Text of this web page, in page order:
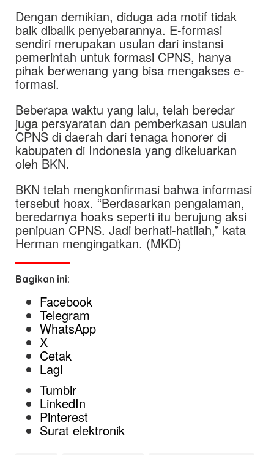
Dengan demikian, diduga ada motif tidak
baik dibalik penyebarannya. E-formasi
sendiri merupakan usulan dari instansi
pemerintah untuk formasi CPNS, hanya
pihak berwenang yang bisa mengakses e-
formasi.
Beberapa waktu yang lalu, telah beredar
juga persyaratan dan pemberkasan usulan
CPNS di daerah dari tenaga honorer di
kabupaten di Indonesia yang dikeluarkan
oleh BKN.
BKN telah mengkonfirmasi bahwa informasi
tersebut hoax. “Berdasarkan pengalaman,
beredarnya hoaks seperti itu berujung aksi
penipuan CPNS. Jadi berhati-hatilah,” kata
Herman mengingatkan. (MKD)
Bagikan ini:
Facebook
Telegram
WhatsApp
X
Cetak
Lagi
Tumblr
LinkedIn
Pinterest
Surat elektronik